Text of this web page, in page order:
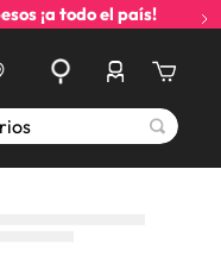
¡a todo el país!